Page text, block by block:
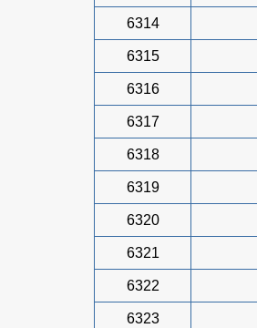
6314
6315
6316
6317
6318
6319
6320
6321
6322
6323